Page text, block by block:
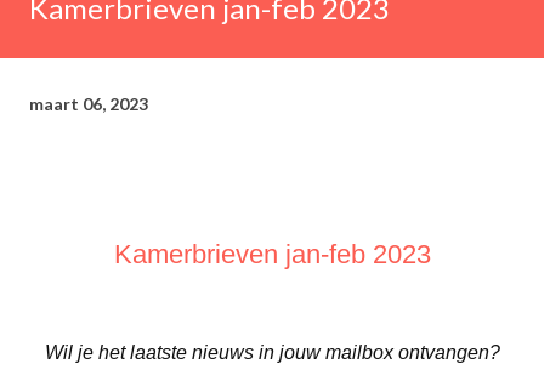
Kamerbrieven jan-feb 2023
maart 06, 2023
Kamerbrieven jan-feb 2023
Wil je het laatste nieuws in jouw mailbox ontvangen?